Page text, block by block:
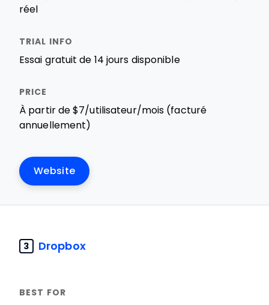
réel
Essai gratuit de 14 jours disponible
À partir de $7/utilisateur/mois (facturé
annuellement)
Website
3 Dropbox